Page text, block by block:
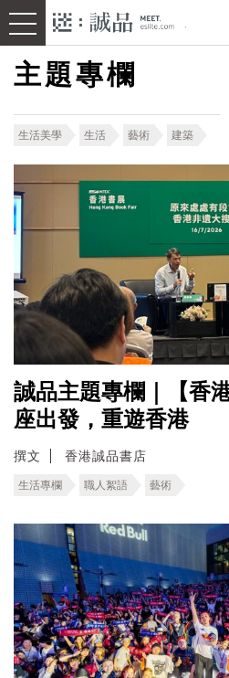
主題專欄
生活美學 生活 藝術 建築
誠品主題專欄｜【香
座出發，重遊香港
撰文 香港誠品書店
生活專欄 職人絮語 藝術